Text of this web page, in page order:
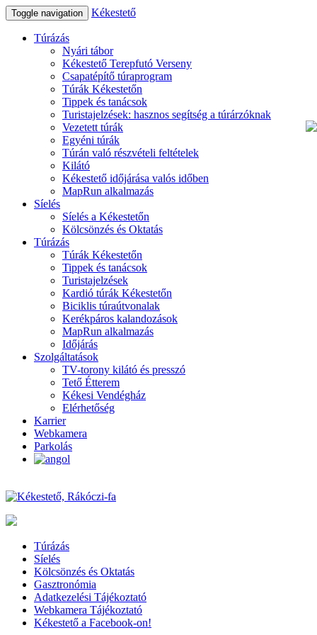
Toggle navigation Kékestető
Túrázás
Nyári tábor
Kékestető Terepfutó Verseny
Csapatépítő túraprogram
Túrák Kékestetőn
Tippek és tanácsok
Turistajelzések: hasznos segítség a túrárzóknak
Vezetett túrák
Egyéni túrák
Túrán való részvételi feltételek
Kilátó
Kékestető időjárása valós időben
MapRun alkalmazás
Síelés
Síelés a Kékestetőn
Kölcsönzés és Oktatás
Túrázás
Túrák Kékestetőn
Tippek és tanácsok
Turistajelzések
Kardió túrák Kékestetőn
Biciklis túraútvonalak
Kerékpáros kalandozások
MapRun alkalmazás
Időjárás
Szolgáltatások
TV-torony kilátó és presszó
Tető Étterem
Kékesi Vendégház
Elérhetőség
Karrier
Webkamera
Parkolás
Túrázás
Síelés
Kölcsönzés és Oktatás
Gasztronómia
Adatkezelési Tájékoztató
Webkamera Tájékoztató
Kékestető a Facebook-on!